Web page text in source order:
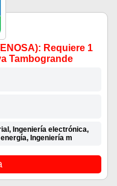
Requiere 1
Tambogrande
Ingeniería electrónica,
Ingeniería m